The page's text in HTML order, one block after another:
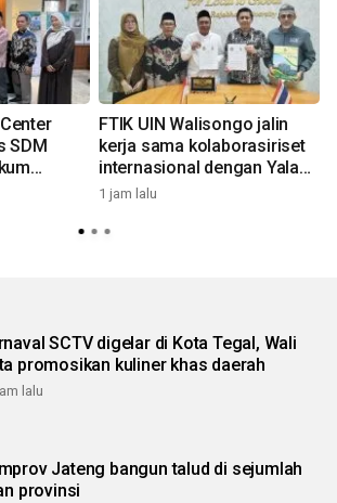
SDM
FTIK UIN Walisongo jalin
kerja sama kolaborasiriset
internasional dengan Yala
Rajabhat University Thailand
1 jam lalu
SCTV digelar di Kota Tegal, Wali
promosikan kuliner khas daerah
lalu
Jateng bangun talud di sejumlah
provinsi